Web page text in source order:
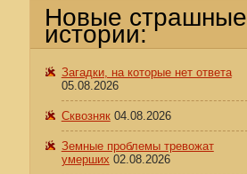
Новые страшные
истории:
Загадки, на которые нет ответа
05.08.2026
Сквозняк 04.08.2026
Земные проблемы тревожат
умерших 02.08.2026